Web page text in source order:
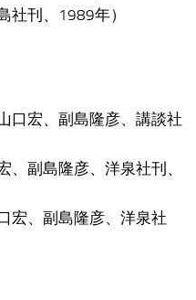
社刊、1989年）
口宏、副島隆彦、講談社
、副島隆彦、洋泉社刊、
宏、副島隆彦、洋泉社